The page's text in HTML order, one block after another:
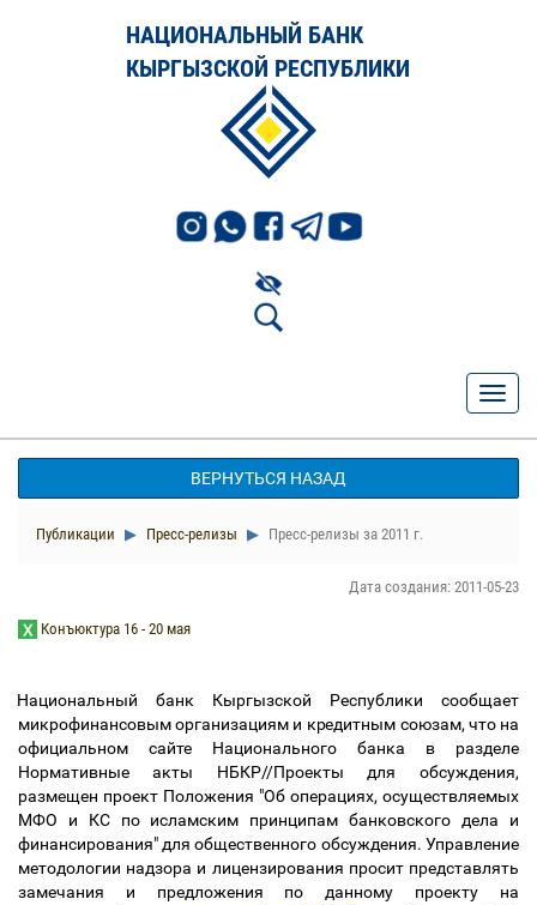
НАЦИОНАЛЬНЫЙ БАНК
КЫРГЫЗСКОЙ РЕСПУБЛИКИ
ВЕРНУТЬСЯ НАЗАД
Публикации Пресс-релизы Пресс-релизы за 2011 г.
Дата создания: 2011-05-23
Конъюктура 16 - 20 мая
Национальный банк Кыргызской Республики сообщает
микрофинансовым организациям и кредитным союзам, что на
официальном сайте Национального банка в разделе
Нормативные акты НБКР//Проекты для обсуждения,
размещен проект Положения "Об операциях, осуществляемых
МФО и КС по исламским принципам банковского дела и
финансирования" для общественного обсуждения. Управление
методологии надзора и лицензирования просит представлять
замечания и предложения по данному проекту на